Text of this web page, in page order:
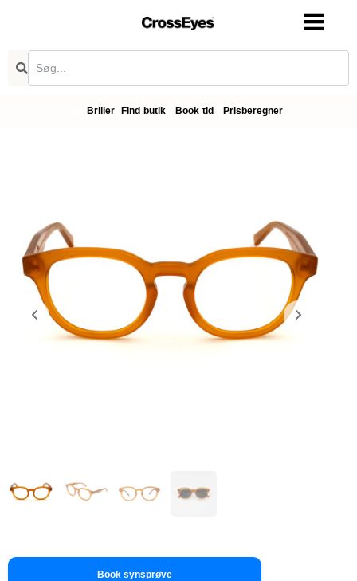
Briller Find butik Book tid Prisberegner
Book synsprøve